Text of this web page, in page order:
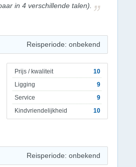
in 4 verschillende talen).
Reisperiode: onbekend
Prijs / kwaliteit
10
Ligging
9
Service
9
Kindvriendelijkheid
10
Reisperiode: onbekend